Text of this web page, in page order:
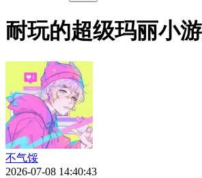
耐玩的超级玛丽小
不气馁
2026-07-08 14:40:43